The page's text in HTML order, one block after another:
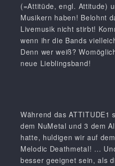
(=Attitüde, engl. Attitude)
Musikern haben! Belohnt
Livemusik nicht stirbt!
wenn ihr die Bands
Denn wer weiß?
neue Lieblingsband!
Während das ATTITUDE1
dem NuMetal und 3 dem
hatte, huldigen wir auf
Melodic Deathmetal! …
besser geeignet sein, als